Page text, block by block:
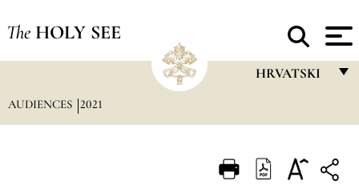
The HOLY SEE
HRVATSKI
ITALIANO
AUDIENCES 2021